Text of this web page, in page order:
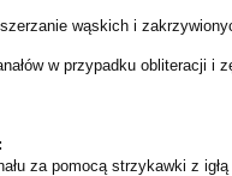
wąskich i
w przypadku obliteracji i
za pomocą strzykawki z